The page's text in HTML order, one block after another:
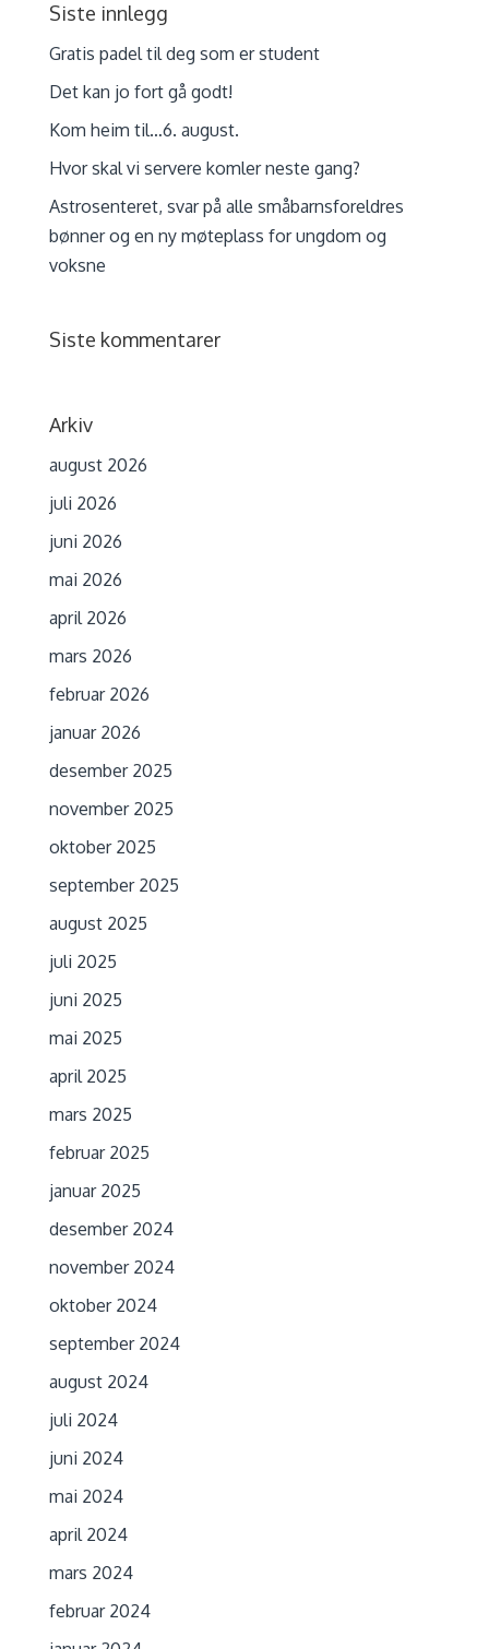
Siste innlegg
Gratis padel til deg som er student
Det kan jo fort gå godt!
Kom heim til…6. august.
Hvor skal vi servere komler neste gang?
Astrosenteret, svar på alle småbarnsforeldres
bønner og en ny møteplass for ungdom og
voksne
Siste kommentarer
Arkiv
august 2026
juli 2026
juni 2026
mai 2026
april 2026
mars 2026
februar 2026
januar 2026
desember 2025
november 2025
oktober 2025
september 2025
august 2025
juli 2025
juni 2025
mai 2025
april 2025
mars 2025
februar 2025
januar 2025
desember 2024
november 2024
oktober 2024
september 2024
august 2024
juli 2024
juni 2024
mai 2024
april 2024
mars 2024
februar 2024